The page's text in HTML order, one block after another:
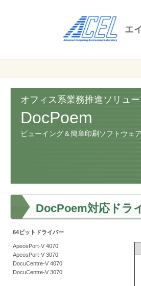
株式会社
ス
効
率
ス
削
援
オフィス系業務推進ソリュ
DocPoem
ビューイング＆簡単印刷ソフトウェア
DocPoem対応ドラ
64ビットドライバー
ApeosPort-V 4070
ApeosPort-V 3070
DocuCentre-V 4070
DocuCentre-V 3070
セ
株
式
会
社